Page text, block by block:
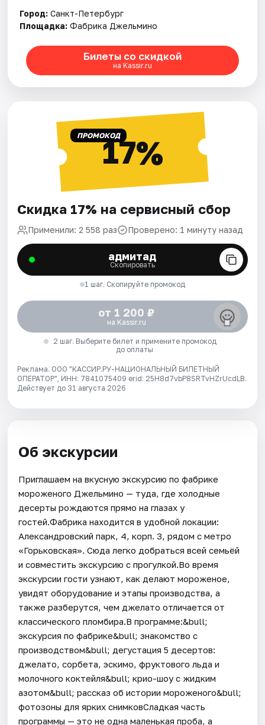
Город: Санкт-Петербург
Площадка: Фабрика Джельмино
Билеты со скидкой
на Kassir.ru
ПРОМОКОД17%
Скидка 17% на сервисный сбор
Применили: 2 558 раз Проверено: 1 минуту назад
адмитад
Скопировать
1 шаг. Скопируйте промокод
от 1 200 ₽
на Kassir.ru
2 шаг. Выберите билет и примените промокод
до оплаты
Реклама. ООО "КАССИР.РУ-НАЦИОНАЛЬНЫЙ БИЛЕТНЫЙ
ОПЕРАТОР", ИНН: 7841075409 erid: 25H8d7vbP8SRTvHZrUcdLB.
Действует до 31 августа 2026
Об экскурсии
Приглашаем на вкусную экскурсию по фабрике
мороженого Джельмино — туда, где холодные
десерты рождаются прямо на глазах у
гостей.Фабрика находится в удобной локации:
Александровский парк, 4, корп. 3, рядом с метро
«Горьковская». Сюда легко добраться всей семьёй
и совместить экскурсию с прогулкой.Во время
экскурсии гости узнают, как делают мороженое,
увидят оборудование и этапы производства, а
также разберутся, чем джелато отличается от
классического пломбира.В программе:&bull;
экскурсия по фабрике&bull; знакомство с
производством&bull; дегустация 5 десертов:
джелато, сорбета, эскимо, фруктового льда и
молочного коктейля&bull; крио-шоу с жидким
азотом&bull; рассказ об истории мороженого&bull;
фотозоны для ярких снимковСладкая часть
программы — это не одна маленькая проба, а